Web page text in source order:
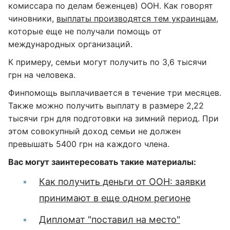
комиссара по делам беженцев) ООН. Как говорят
чиновники, выплаты производятся тем украинцам,
которые еще не получали помощь от
международных организаций.
К примеру, семьи могут получить по 3,6 тысячи
грн на человека.
Финпомощь выплачивается в течение три месяцев.
Также можно получить выплату в размере 2,22
тысячи грн для подготовки на зимний период. При
этом совокупный доход семьи не должен
превышать 5400 грн на каждого члена.
Вас могут заинтересовать такие материалы:
Как получить деньги от ООН: заявки
принимают в еще одном регионе
Дипломат "поставил на место"